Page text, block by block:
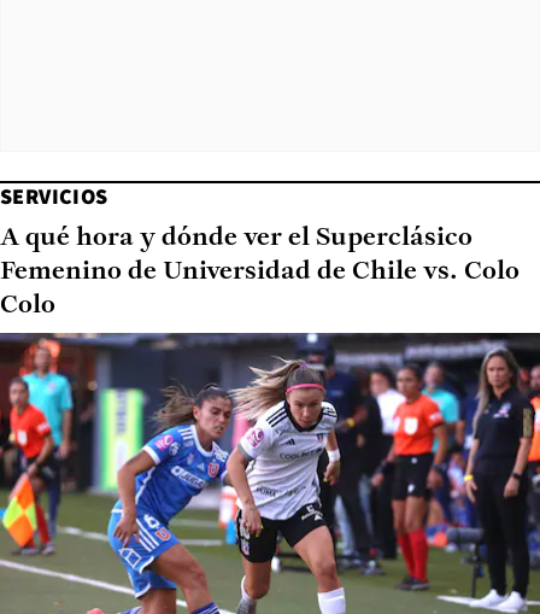
SERVICIOS
A qué hora y dónde ver el Superclásico
Femenino de Universidad de Chile vs. Colo
Colo